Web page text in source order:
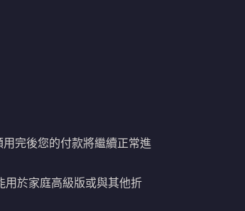
完後您的付款將繼續正常進
於家庭高級版或與其他折